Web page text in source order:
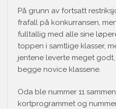
På grunn av fortsatt
frafall på konkurransen,
fulltallig med alle sine
toppen i samtlige klasser,
jentene leverte meget
begge novice klassene.
Oda ble nummer 11
kortprogrammet og